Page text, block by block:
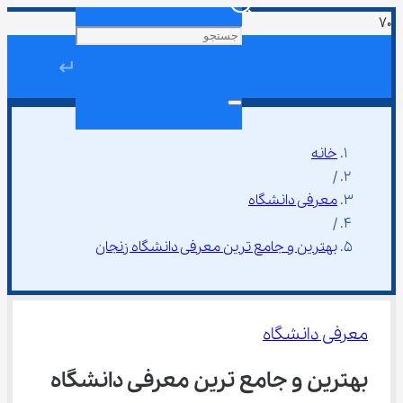
↵
خانه
/
معرفی دانشگاه
/
بهترین و جامع ترین معرفی دانشگاه زنجان
معرفی دانشگاه
بهترین و جامع ترین معرفی دانشگاه